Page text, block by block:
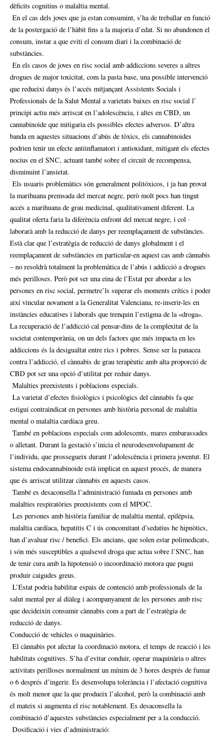
dèficits cognitius o malaltia mental.
En el cas dels joves que ja estan consumint, s’ha de treballar en funció
de la postergació de l’hàbit fins a la majoria d’edat. Si no abandonen el
consum, instar a que eviti el consum diari i la combinació de
substàncies.
En els casos de joves en risc social amb addiccions severes a altres
drogues de major toxicitat, com la pasta base, una possible intervenció
que redueixi danys és l’accés mitjançant Assistents Socials i
Professionals de la Salut Mental a varietats baixes en risc social l’
principi actiu més arriscat en l’adolescència, i altes en CBD, un
cannabinoide que mitigaria els possibles efectes adversos. D’altra
banda en aquestes situacions d’abús de tòxics, els cannabinoides
podrien tenir un efecte antiinflamatori i antioxidant, mitigant els efectes
nocius en el SNC, actuant també sobre el circuit de recompensa,
disminuint l’ansietat.
Els usuaris problemàtics són generalment politóxicos, i ja han provat
la marihuana premsada del mercat negre, però molt pocs han tingut
accés a marihuana de grau medicinal, qualitativament diferent. La
qualitat oferta faria la diferència enfront del mercat negre, i col ·
laborarà amb la reducció de danys per reemplaçament de substàncies.
Està clar que l’estratègia de reducció de danys globalment i el
reemplaçament de substàncies en particular-en aquest cas amb cànnabis
– no resoldrà totalment la problemàtica de l’abús i addicció a drogues
més perilloses. Però pot ser una eina de l’Estat per abordar a les
persones en risc social, permetre’ls superar els moments crítics i poder
així vincular novament a la Generalitat Valenciana, re-inserir-les en
instàncies educatives i laborals que trenquin l’estigma de la «droga».
La recuperació de l’addicció cal pensar-dins de la complexitat de la
societat contemporània, on un dels factors que més impacta en les
addiccions és la desigualtat entre rics i pobres. Sense ser la panacea
contra l’addicció, el cànnabis de grau terapèutic amb alta proporció de
CBD pot ser una opció d’utilitat per reduir danys.
Malalties preexistents i poblacions especials.
La varietat d’efectes fisiològics i psicològics del cànnabis fa que
estigui contraindicat en persones amb història personal de malaltia
mental o malaltia cardíaca greu.
També en poblacions especials com adolescents, mares embarassades
o alletant. Durant la gestació s’inicia el neurodesenvolupament de
l’individu, que prossegueix durant l’adolescència i primera joventut. El
sistema endocannabinoide està implicat en aquest procés, de manera
que és arriscat utilitzar cànnabis en aquests casos.
També es desaconsella l’administració fumada en persones amb
malalties respiratòries preexistents com el MPOC.
Les persones amb història familiar de malaltia mental, epilèpsia,
malaltia cardíaca, hepatitis C i ús concomitant d’sedatius he hipnòtics,
han d’avaluar risc / benefici. Els ancians, que solen estar polimedicats,
i són més susceptibles a qualsevol droga que actua sobre l’SNC, han
de tenir cura amb la hipotensió o incoordinació motora que pugui
produir caigudes greus.
L’Estat podria habilitar espais de contenció amb professionals de la
salut mental per al diàleg i acompanyament de les persones amb risc
que decideixin consumir cànnabis com a part de l’estratègia de
reducció de danys.
Conducció de vehicles o maquinàries.
El cànnabis pot afectar la coordinació motora, el temps de reacció i les
habilitats cognitives. S’ha d’evitar conduir, operar maquinària o altres
activitats perilloses normalment un mínim de 3 hores després de fumar
o 6 després d’ingerir. Es desenvolupa tolerància i l’afectació cognitiva
és molt menor que la que produeix l’alcohol, però la combinació amb
el mateix si augmenta el risc notablement. Es desaconsella la
combinació d’aquestes substàncies especialment per a la conducció.
Dosificació i vies d’administració: